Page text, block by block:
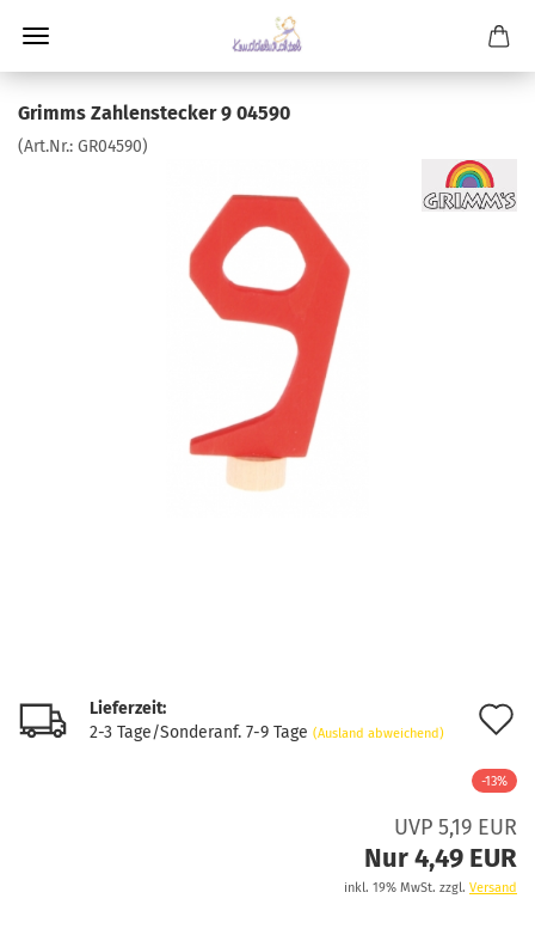
Grimms Zahlenstecker 9 04590
(Art.Nr.: GR04590)
Lieferzeit:
2-3 Tage/Sonderanf. 7-9 Tage (Ausland abweichend)
-13%
UVP 5,19 EUR
Nur 4,49 EUR
inkl. 19% MwSt. zzgl. Versand